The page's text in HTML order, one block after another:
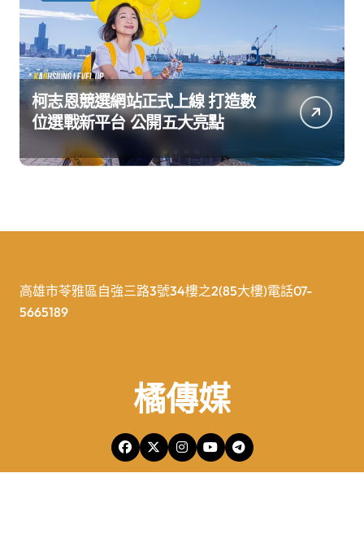
柯志恩競選網站正式上線 打造數
位選戰新平台 公開五大亮點
高雄市苓雅區自強三路3號34樓之2(85大樓)電話07-
5665189
橘傳媒